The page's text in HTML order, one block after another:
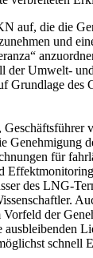
auf, die die
und
der Umwelt- und
Grundlage des
, Geschäftsführer
Genehmigung
für
des LNG-
der
schnell